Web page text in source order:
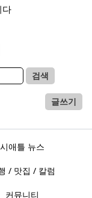
다
검색
글쓰기
시애틀 뉴스
/ 맛집 / 칼럼
커뮤니티